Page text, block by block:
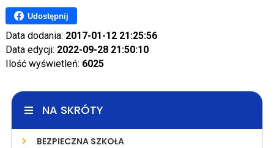
Udostępnij
Data dodania: 2017-01-12 21:25:56
Data edycji: 2022-09-28 21:50:10
Ilość wyświetleń: 6025
NA SKRÓTY
BEZPIECZNA SZKOŁA